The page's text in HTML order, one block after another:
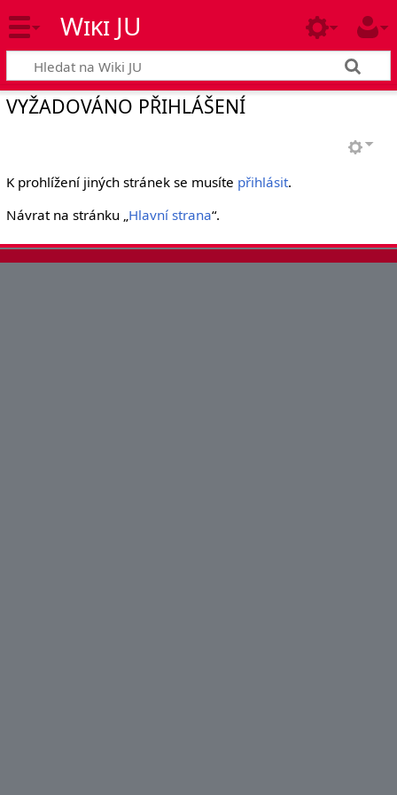
Wiki JU
VYŽADOVÁNO PŘIHLÁŠENÍ
K prohlížení jiných stránek se musíte přihlásit.
Návrat na stránku „Hlavní strana“.